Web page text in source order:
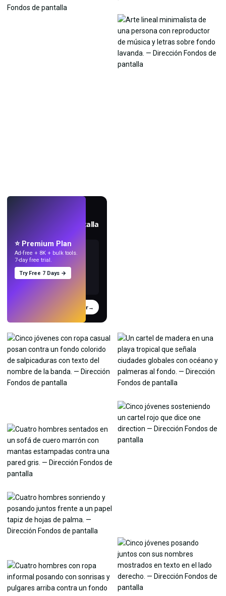
Crea fondos de pantalla
Probar→
⭐ Premium Plan
Ad-free + 8K + bulk tools.
7-day free trial.
Try Free 7 Days →